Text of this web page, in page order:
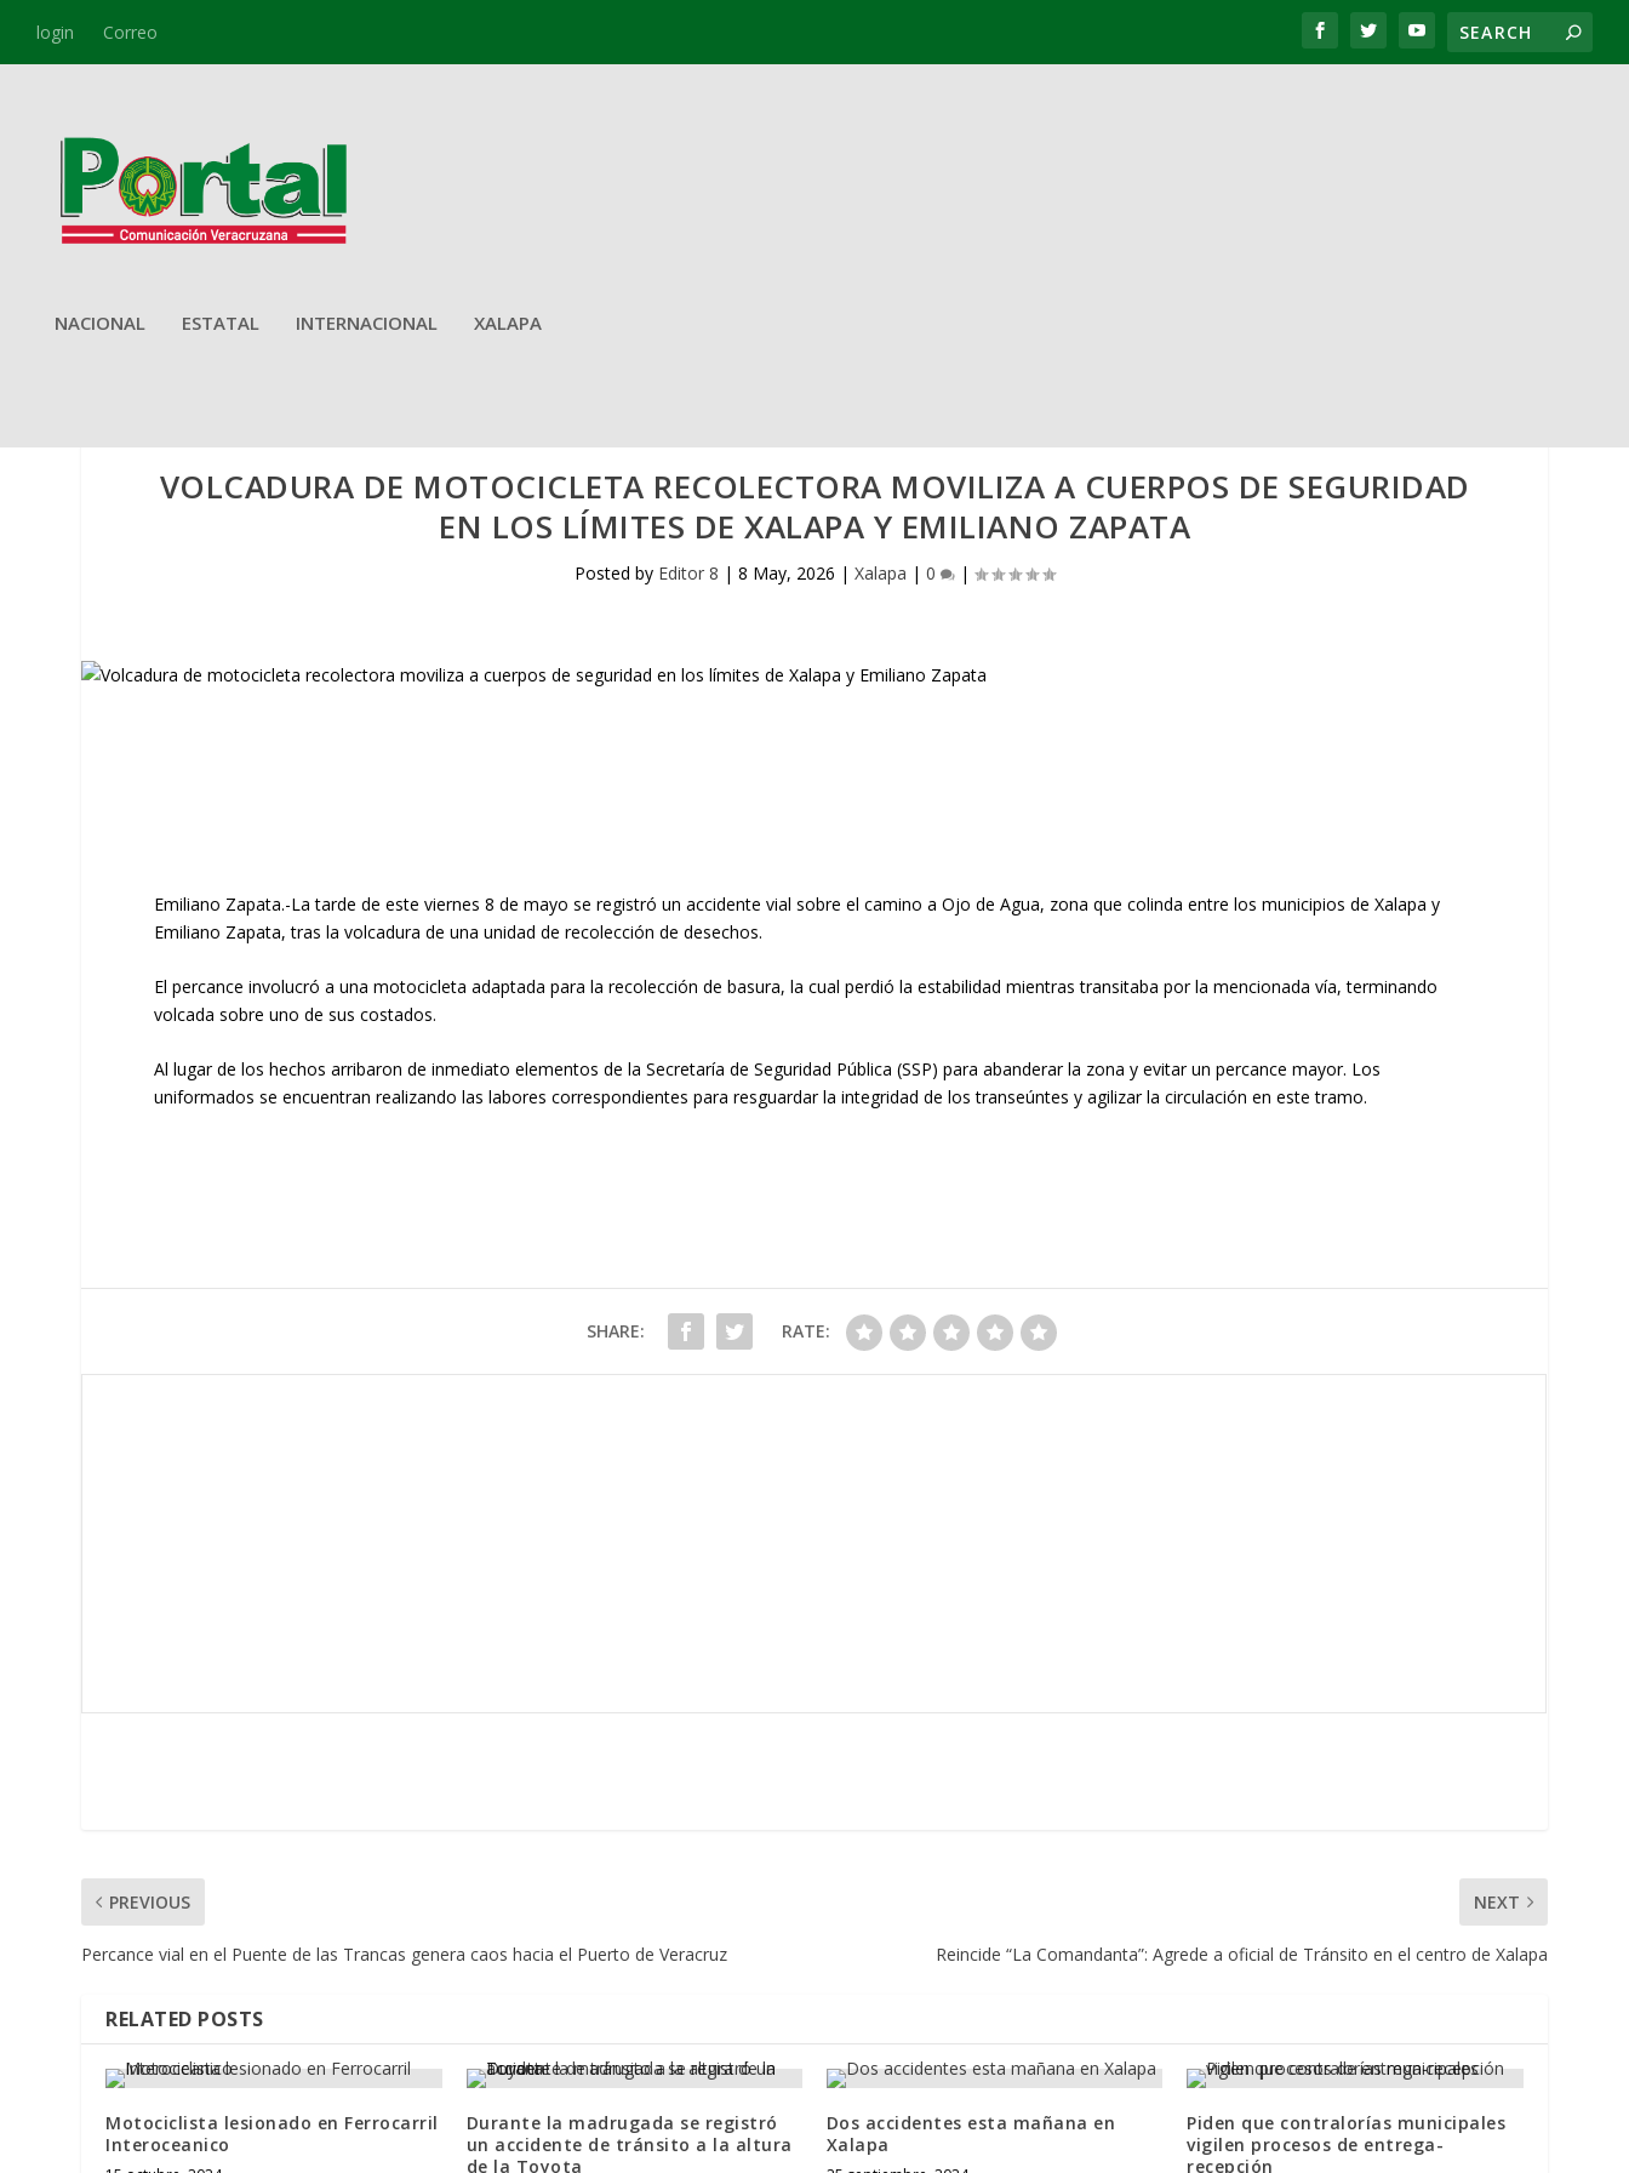
login Correo
NACIONAL ESTATAL INTERNACIONAL XALAPA
VOLCADURA DE MOTOCICLETA RECOLECTORA MOVILIZA A CUERPOS DE SEGURIDAD
EN LOS LÍMITES DE XALAPA Y EMILIANO ZAPATA
Posted by Editor 8 | 8 May, 2026 | Xalapa | 0 |
Emiliano Zapata.-La tarde de esteviernes 8 de mayo se registró un accidente vial sobre elcamino a Ojo de Agua, zona que colinda entre los municipios deXalapa y
Emiliano Zapata, tras la volcadura de una unidad de recolección de desechos.
​El percance involucró a unamotocicleta adaptada para la recolección de basura, la cual perdió la estabilidad mientras transitaba por la mencionada vía, terminando
volcada sobre uno de sus costados.
​Al lugar de los hechos arribaron de inmediato elementos de laSecretaría de Seguridad Pública (SSP) para abanderar la zona y evitar un percance mayor. Los
uniformados se encuentran realizando las labores correspondientes para resguardar la integridad de los transeúntes y agilizar la circulación en este tramo.
SHARE: RATE:
PREVIOUS
Percance vial en el Puente de las Trancas genera caos hacia el Puerto de Veracruz
NEXT
Reincide “La Comandanta”: Agrede a oficial de Tránsito en el centro de Xalapa
RELATED POSTS
Motociclista lesionado en Ferrocarril
Interoceanico
Durante la madrugada se registró
un accidente de tránsito a la altura
de la Toyota
Dos accidentes esta mañana en
Xalapa
Piden que contralorías municipales
vigilen procesos de entrega-
recepción